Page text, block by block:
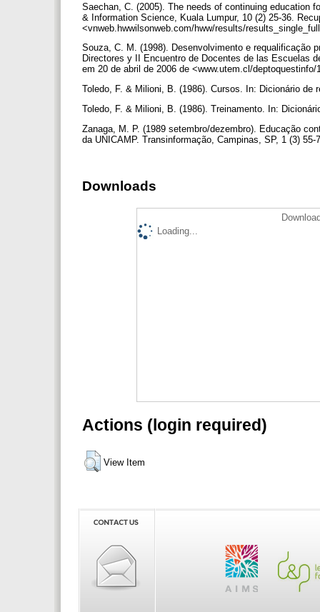
Saechan, C. (2005). The needs of continuing education
& Information Science, Kuala Lumpur, 10 (2) 25-36.
<vnweb.hwwilsonweb.com/hww/results/
Souza, C. M. (1998). Desenvolvimento e requalificação
Directores y II Encuentro de Docentes de las Escuelas
em 20 de abril de 2006 de <www.utem.cl/
Toledo, F. & Milioni, B. (1986). Cursos. In: Dicionário
Toledo, F. & Milioni, B. (1986). Treinamento. In:
Zanaga, M. P. (1989 setembro/dezembro). Educação
da UNICAMP. Transinformação, Campinas, SP, 1 (3)
Downloads
Loading...
Actions (login required)
View Item